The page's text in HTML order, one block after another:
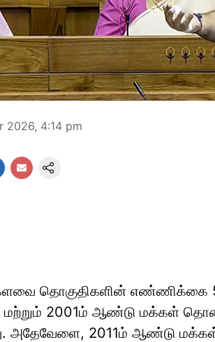
2026, 4:14 pm
தொகுதிகளின் எண்ணிக்கை
மற்றும் 2001ம் ஆண்டு மக்கள்
அதேவேளை, 2011ம் ஆண்டு